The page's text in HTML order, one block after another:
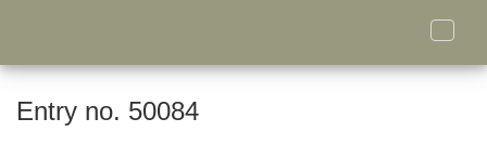
Toggle
Entry no. 50084